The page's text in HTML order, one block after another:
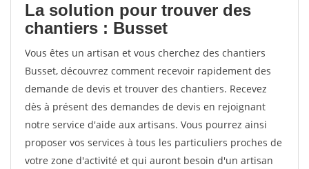
La solution pour trouver des
chantiers : Busset
Vous êtes un artisan et vous cherchez des chantiers
Busset, découvrez comment recevoir rapidement des
demande de devis et trouver des chantiers. Recevez
dès à présent des demandes de devis en rejoignant
notre service d'aide aux artisans. Vous pourrez ainsi
proposer vos services à tous les particuliers proches de
votre zone d'activité et qui auront besoin d'un artisan